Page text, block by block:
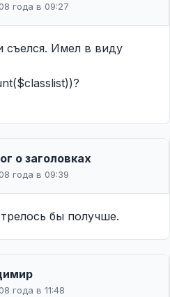
года в 09:27
съелся. Имел в виду
о заголовках
года в 09:39
бы получше.
года в 11:48